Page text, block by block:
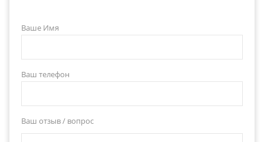
Ваше Имя
Ваш телефон
Ваш отзыв / вопрос